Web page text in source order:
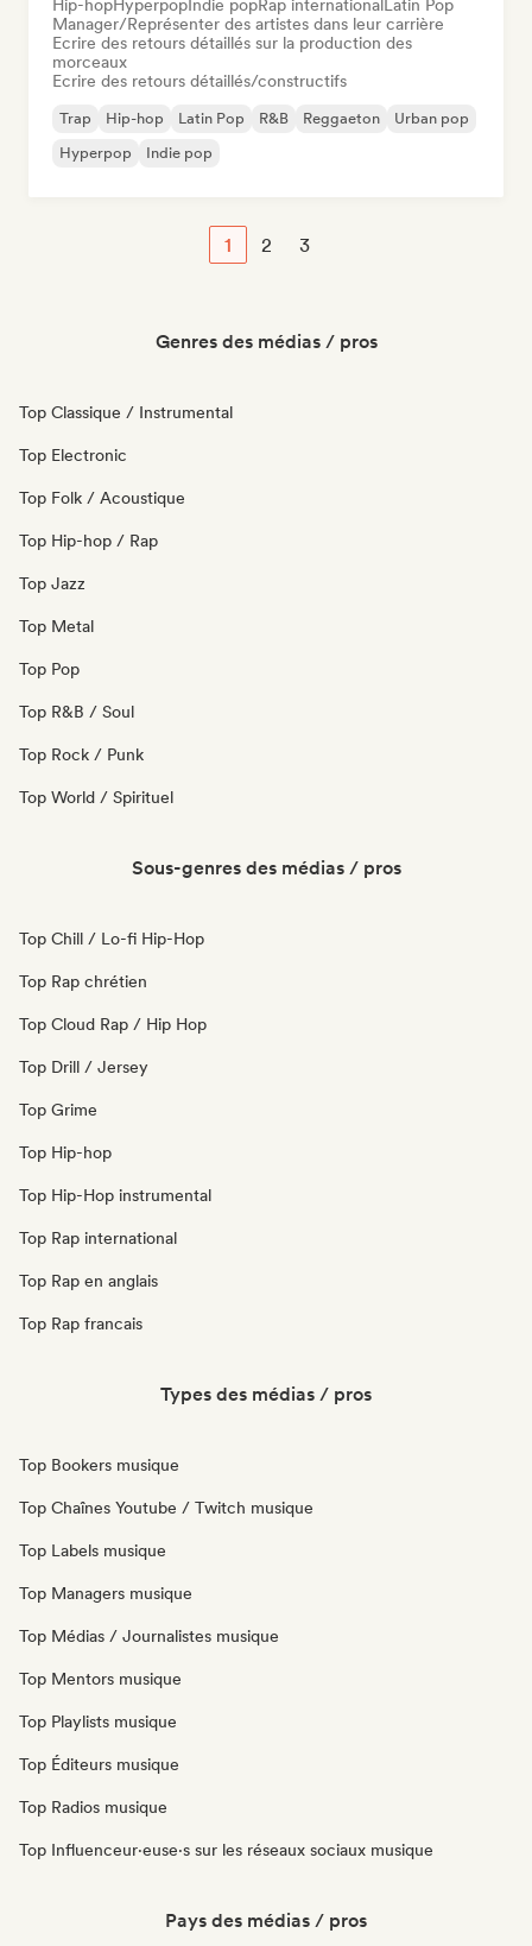
Hip-hopHyperpop Indie popRap international
Latin Pop
Manager/Représenter des artistes dans leur carrière
Ecrire des retours détaillés sur la production des
morceaux
Ecrire des retours détaillés/constructifs
Trap Hip-hop Latin Pop R&B Reggaeton
Urban pop
Hyperpop
Indie pop
1 2 3
Genres des médias / pros
Top Classique / Instrumental
Top Electronic
Top Folk / Acoustique
Top Hip-hop / Rap
Top Jazz
Top Metal
Top Pop
Top R&B / Soul
Top Rock / Punk
Top World / Spirituel
Sous-genres des médias / pros
Top Chill / Lo-fi Hip-Hop
Top Rap chrétien
Top Cloud Rap / Hip Hop
Top Drill / Jersey
Top Grime
Top Hip-hop
Top Hip-Hop instrumental
Top Rap international
Top Rap en anglais
Top Rap francais
Types des médias / pros
Top Bookers musique
Top Chaînes Youtube / Twitch musique
Top Labels musique
Top Managers musique
Top Médias / Journalistes musique
Top Mentors musique
Top Playlists musique
Top Éditeurs musique
Top Radios musique
Top Influenceur·euse·s sur les réseaux sociaux musique
Pays des médias / pros